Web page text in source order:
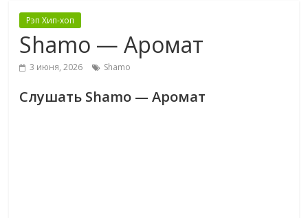
Рэп Хип-хоп
Shamo — Аромат
3 июня, 2026 Shamo
Слушать Shamo — Аромат